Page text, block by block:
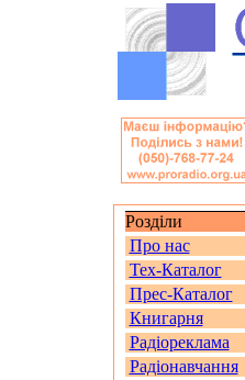
Розділи
Про нас
Тех-Каталог
Прес-Каталог
Книгарня
Радіореклама
Радіонавчання